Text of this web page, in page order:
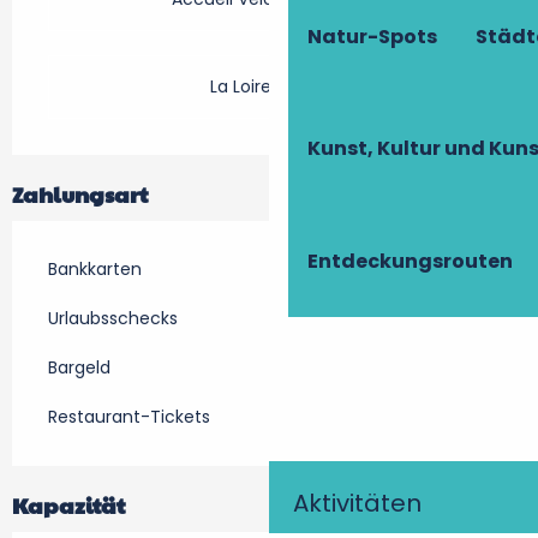
Natur-Spots
Kunst, Kultur und
Entdeckungsrouten
Aktivitäten
La Loire à Vélo
Zahlungsart
Bankkarten
Urlaubsschecks
Bargeld
Restaurant-Tickets
Kapazität